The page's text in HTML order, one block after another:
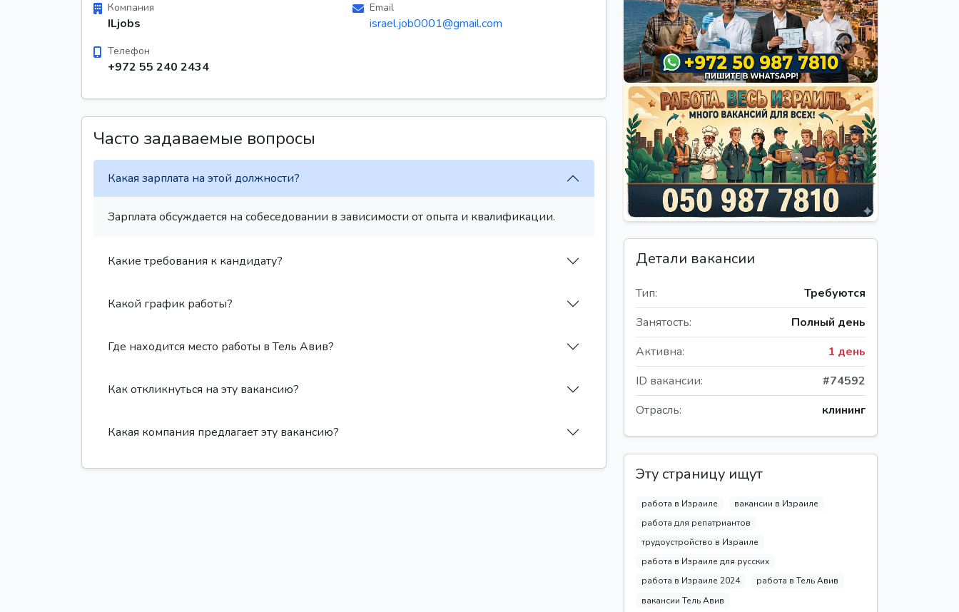
Компания
ILjobs
Email
israel.job0001@gmail.com
Телефон
+972 55 240 2434
Часто задаваемые вопросы
Какая зарплата на этой должности?
Зарплата обсуждается на собеседовании в зависимости от опыта и квалификации.
Какие требования к кандидату?
Какой график работы?
Где находится место работы в Тель Авив?
Как откликнуться на эту вакансию?
Какая компания предлагает эту вакансию?
Детали вакансии
Тип:
Требуются
Занятость:
Полный день
Активна:
1 день
ID вакансии:
#74592
Отрасль:
клининг
Эту страницу ищут
работа в Израиле
вакансии в Израиле
работа для репатриантов
трудоустройство в Израиле
работа в Израиле для русских
работа в Израиле 2024
работа в Тель Авив
вакансии Тель Авив